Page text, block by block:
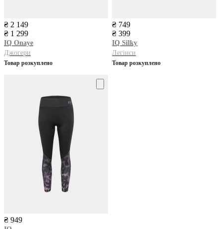
₴ 2 149
₴ 1 299
IQ Onaye
Джогери
Товар розкуплено
₴ 749
₴ 399
IQ Silky
Легінси
Товар розкуплено
₴ 949